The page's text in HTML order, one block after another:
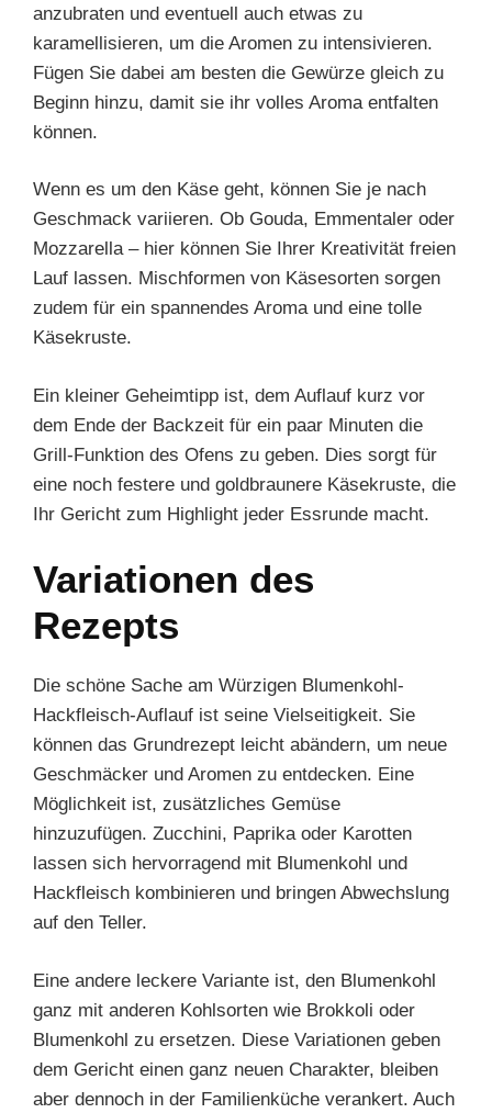
anzubraten und eventuell auch etwas zu
karamellisieren, um die Aromen zu intensivieren.
Fügen Sie dabei am besten die Gewürze gleich zu
Beginn hinzu, damit sie ihr volles Aroma entfalten
können.
Wenn es um den Käse geht, können Sie je nach
Geschmack variieren. Ob Gouda, Emmentaler oder
Mozzarella – hier können Sie Ihrer Kreativität freien
Lauf lassen. Mischformen von Käsesorten sorgen
zudem für ein spannendes Aroma und eine tolle
Käsekruste.
Ein kleiner Geheimtipp ist, dem Auflauf kurz vor
dem Ende der Backzeit für ein paar Minuten die
Grill-Funktion des Ofens zu geben. Dies sorgt für
eine noch festere und goldbraunere Käsekruste, die
Ihr Gericht zum Highlight jeder Essrunde macht.
Variationen des
Rezepts
Die schöne Sache am Würzigen Blumenkohl-
Hackfleisch-Auflauf ist seine Vielseitigkeit. Sie
können das Grundrezept leicht abändern, um neue
Geschmäcker und Aromen zu entdecken. Eine
Möglichkeit ist, zusätzliches Gemüse
hinzuzufügen. Zucchini, Paprika oder Karotten
lassen sich hervorragend mit Blumenkohl und
Hackfleisch kombinieren und bringen Abwechslung
auf den Teller.
Eine andere leckere Variante ist, den Blumenkohl
ganz mit anderen Kohlsorten wie Brokkoli oder
Blumenkohl zu ersetzen. Diese Variationen geben
dem Gericht einen ganz neuen Charakter, bleiben
aber dennoch in der Familienküche verankert. Auch